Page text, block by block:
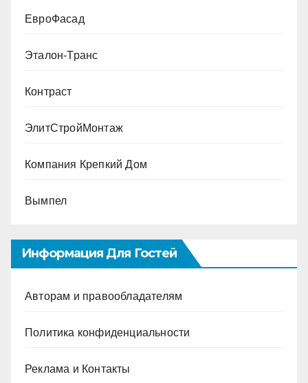
ЕвроФасад
Эталон-Транс
Контраст
ЭлитСтройМонтаж
Компания Крепкий Дом
Вымпел
Информация Для Гостей
Авторам и правообладателям
Политика конфиденциальности
Реклама и Контакты